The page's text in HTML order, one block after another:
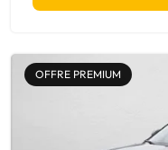
OFFRE PREMIUM